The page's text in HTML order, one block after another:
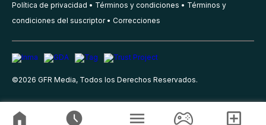
Política de privacidad Términos y condiciones
Términos y
condiciones del suscriptor
Correcciones
©2026 GFR Media, Todos los Derechos Reservados.